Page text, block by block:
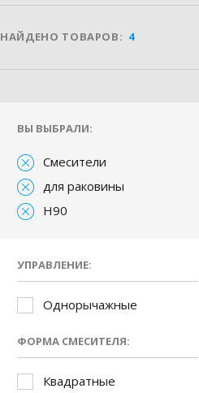
НАЙДЕНО ТОВАРОВ: 4
ВЫ ВЫБРАЛИ:
Смесители
для раковины
H90
УПРАВЛЕНИЕ:
Однорычажные
ФОРМА СМЕСИТЕЛЯ:
Квадратные